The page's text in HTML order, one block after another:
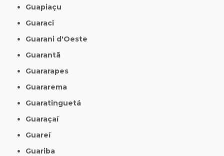
Guapiaçu
Guaraci
Guarani d'Oeste
Guarantã
Guararapes
Guararema
Guaratinguetá
Guaraçaí
Guareí
Guariba